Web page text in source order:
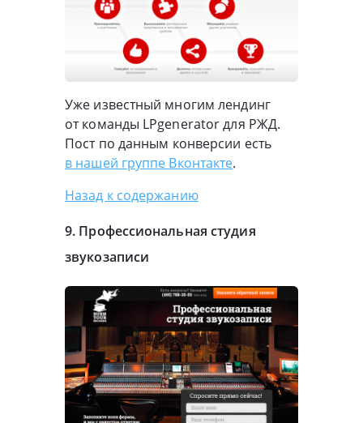
Уже известный многим лендинг
от команды LPgenerator для РЖД.
Пост по данным конверсии есть
в нашей группе Вконтакте.
Назад к содержанию
9. Профессиональная студия
звукозаписи